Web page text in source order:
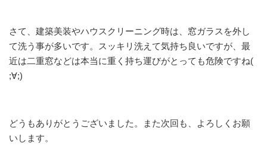
さて、建築美装やハウスクリーニング時は、窓ガラスを外し
て洗う事が多いです。スッキリ洗えて気持ち良いですが、最
近は二重窓などは本当に重く持ち運びがとっても危険ですね(
;∀;)
どうもありがとうございました。また次回も、よろしくお願
いします。